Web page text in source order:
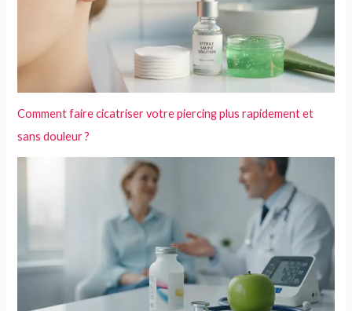
Comment faire cicatriser votre piercing plus rapidement et
sans douleur ?